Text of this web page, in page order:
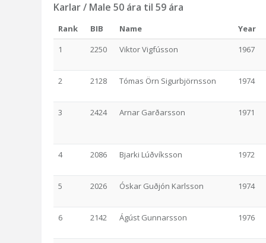
Karlar / Male 50 ára til 59 ára
Rank BIB Name
Year
1
2250 Viktor Vigfússon 1967
2 2128 Tómas Örn Sigurbjörnsson 1974
3 2424 Arnar Garðarsson 1971
4 2086 Bjarki Lúðvíksson 1972
5 2026 Óskar Guðjón Karlsson 1974
6 2142 Ágúst Gunnarsson 1976